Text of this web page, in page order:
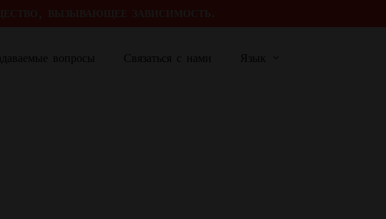
вопросы Связаться с нами Язык